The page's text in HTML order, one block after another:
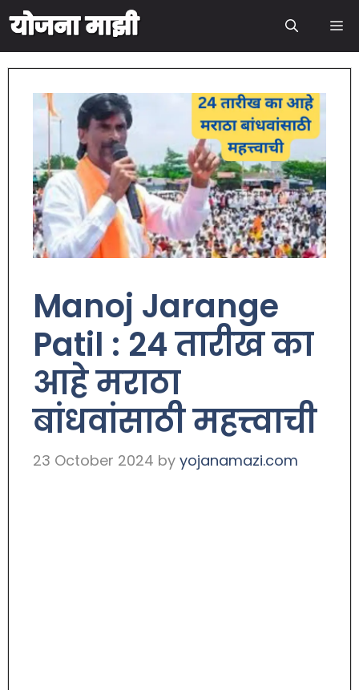
Manoj Jarange
Patil : 24 तारीख का
आहे मराठा
बांधवांसाठी महत्त्वाची
23 October 2024 by yojanamazi.com